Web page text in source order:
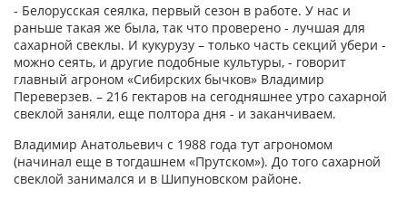
- Белорусская сеялка, первый сезон в работе. У нас и
раньше такая же была, так что проверено - лучшая для
сахарной свеклы. И кукурузу – только часть секций убери -
можно сеять, и другие подобные культуры, - говорит
главный агроном «Сибирских бычков» Владимир
Переверзев. – 216 гектаров на сегодняшнее утро сахарной
свеклой заняли, еще полтора дня - и заканчиваем.
Владимир Анатольевич с 1988 года тут агрономом
(начинал еще в тогдашнем «Прутском»). До того сахарной
свеклой занимался и в Шипуновском районе.